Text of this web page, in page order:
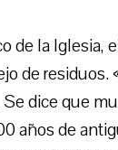
de la Iglesia,
de residuos.
dice que
años de